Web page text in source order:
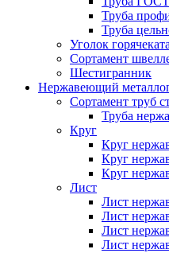
Труба
Труба
Уголок
Сортамент
Шестигранник
Нержавеющий
Сортамент труб
Труба
Круг
Круг
Круг
Круг
Лист
Лист
Лист
Лист
Лист